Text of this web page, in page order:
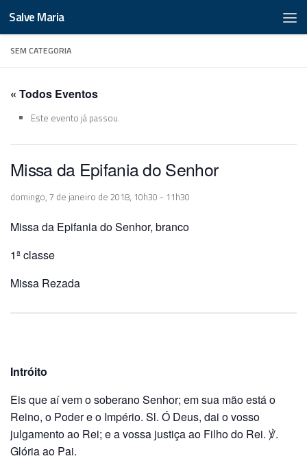
Salve Maria
SEM CATEGORIA
« Todos Eventos
Este evento já passou.
Missa da Epifania do Senhor
domingo, 7 de janeiro de 2018, 10h30 - 11h30
Missa da Epifania do Senhor, branco
1ª classe
Missa Rezada
Intróito
Eis que aí vem o soberano Senhor; em sua mão está o
Rei­no, o Poder e o Império. Sl. Ó Deus, dai o vosso
julgamento ao Rei; e a vos­sa justiça ao Filho do Rei. ℣.
Glória ao Pai.